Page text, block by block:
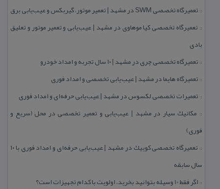
:: تعمیرگاه تخصصی SWM در مشهد | تعمیر موتور، گیربكس و عیب‌یابی برق
:: تعمیرگاه تخصصی كیا موهاوی در مشهد | عیب‌یابی و تعمیر موتور و تعلیق
بادی
:: تعمیرگاه تخصصی چری در مشهد | ۱۰ سال تجربه و امداد خودرو
:: تعمیرگاه هایما در مشهد | عیب‌یابی تخصصی و امداد فوری
:: تعمیرات تخصصی لكسوس در مشهد | عیب‌یابی حرفه‌ای و امداد فوری
:: مكانیك سیار در مشهد | عیب‌یابی و تعمیر تخصصی در محل (سریع و
فوری)
::
تعمیرگاه تخصصی كوییك در مشهد | عیب‌یابی حرفه‌ای و امداد فوری با ۱۰
سال سابقه
:: اگر فقط 10 وسیله بتوانید بخرید، اولویت با كدام تجهیزات است؟